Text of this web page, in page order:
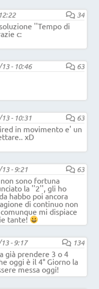
34
''Tempo di
c:
- 10:46
63
- 10:31
63
in movimento e' un
xD
- 9:21
63
sono fortuna
la ''2'', gli ho
habbo poi ancora
di continuo non
mi dispiace
tante!
- 9:17
134
già prendere 3 o 4
oggi è il 4° Giorno la
messa oggi!